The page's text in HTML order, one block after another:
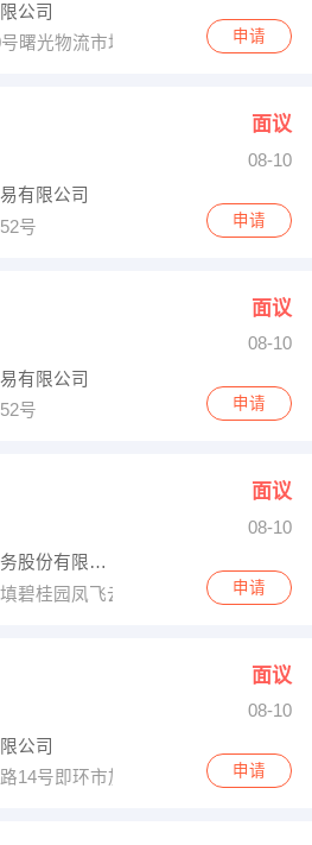
公司
曙光物流市场内中铁物流
申请
面议
08-10
有限公司
号
申请
面议
08-10
有限公司
号
申请
面议
08-10
广东碧桂园物业服务股份有限公司江门分公司
碧桂园凤飞云
申请
面议
08-10
公司
14号即环市加油站路口直入200米
申请